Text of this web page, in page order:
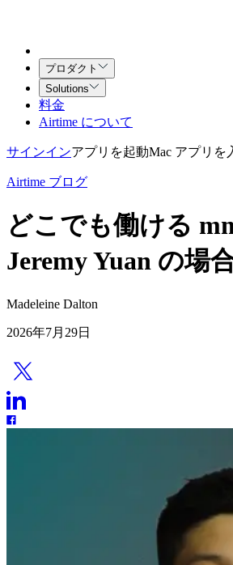
プロダクト
Solutions
料金
Airtime について
サインインアプリを起動Mac アプリを
Airtime ブログ
どこでも働ける
Jeremy Yuan の場
Madeleine Dalton
2026年7月29日